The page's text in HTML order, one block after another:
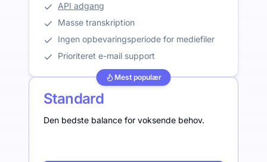
API adgang
Masse transkription
Ingen opbevaringsperiode for mediefiler
Prioriteret e-mail support
Mest populær
Standard
Den bedste balance for voksende behov.